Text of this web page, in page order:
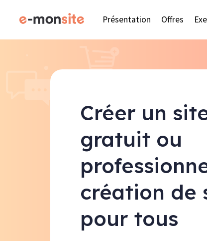
Présentation Offres
Créer un
gratuit ou
création de
pour tous